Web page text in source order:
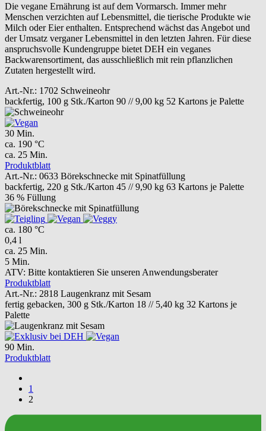
Die vegane Ernährung ist auf dem Vormarsch. Immer mehr
Menschen verzichten auf Lebensmittel, die tierische Produkte wie
Milch oder Eier enthalten. Entsprechend wächst das Angebot und
der Umsatz verganer Lebensmittel in den letzten Jahren. Für diese
anspruchsvolle Kundengruppe bietet DEH ein veganes
Backwarensortiment, das ausschließlich mit rein pflanzlichen
Zutaten hergestellt wird.
Art.-Nr.: 1702 Schweineohr
backfertig, 100 g Stk./Karton 90 // 9,00 kg 52 Kartons je Palette
30 Min.
ca. 190 °C
ca. 25 Min.
Produktblatt
Art.-Nr.: 0633 Börekschnecke mit Spinatfüllung
backfertig, 220 g Stk./Karton 45 // 9,90 kg 63 Kartons je Palette
36 % Füllung
ca. 180 °C
0,4 l
ca. 25 Min.
5 Min.
ATV: Bitte kontaktieren Sie unseren Anwendungsberater
Produktblatt
Art.-Nr.: 2818 Laugenkranz mit Sesam
fertig gebacken, 300 g Stk./Karton 18 // 5,40 kg 32 Kartons je
Palette
90 Min.
Produktblatt
1
2